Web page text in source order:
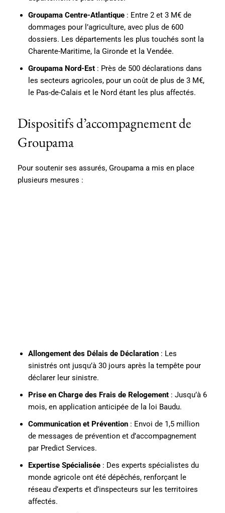
Groupama Centre-Atlantique : Entre 2 et 3 M€ de
dommages pour l’agriculture, avec plus de 600
dossiers. Les départements les plus touchés sont la
Charente-Maritime, la Gironde et la Vendée.
Groupama Nord-Est : Près de 500 déclarations dans
les secteurs agricoles, pour un coût de plus de 3 M€,
le Pas-de-Calais et le Nord étant les plus affectés.
Dispositifs d’accompagnement de
Groupama
Pour soutenir ses assurés, Groupama a mis en place
plusieurs mesures :
Allongement des Délais de Déclaration : Les
sinistrés ont jusqu’à 30 jours après la tempête pour
déclarer leur sinistre.
Prise en Charge des Frais de Relogement : Jusqu’à 6
mois, en application anticipée de la loi Baudu.
Communication et Prévention : Envoi de 1,5 million
de messages de prévention et d’accompagnement
par Predict Services.
Expertise Spécialisée : Des experts spécialistes du
monde agricole ont été dépêchés, renforçant le
réseau d’experts et d’inspecteurs sur les territoires
affectés.